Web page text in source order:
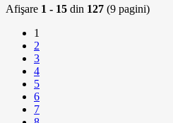
Afişare 1 - 15 din 127 (9 pagini)
1
2
3
4
5
6
7